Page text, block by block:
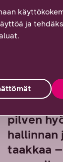
pilven
hallinnan
taakkaa –
ja